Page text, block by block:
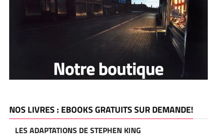
NOS LIVRES : EBOOKS GRATUITS SUR DEMANDE!
LES ADAPTATIONS DE STEPHEN KING